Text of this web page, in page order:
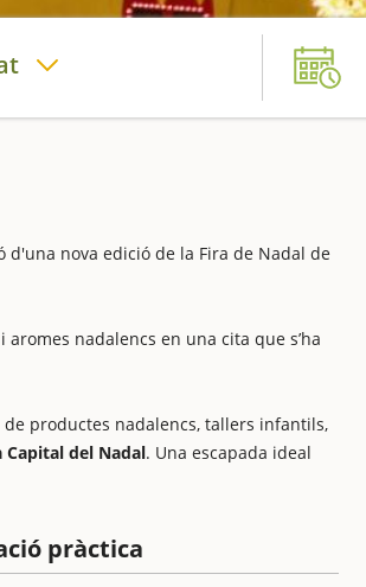
nova edició de la Fira de Nadal de
nadalencs en una cita que s’ha
productes nadalencs, tallers infantils,
Capital del Nadal. Una escapada ideal
pràctica